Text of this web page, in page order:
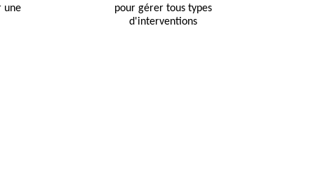
une
pour gérer tous types
d'interventions